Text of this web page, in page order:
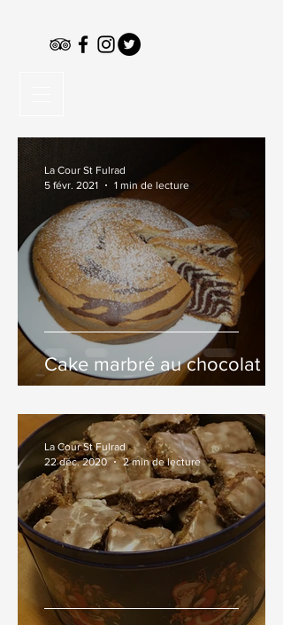
Cake marbré au chocolat
La Cour St Fulrad
5 févr. 2021
1 min de lecture
La Cour St Fulrad
22 déc. 2020
2 min de lecture